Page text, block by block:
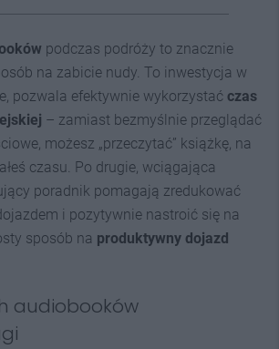
podczas podróży to znacznie
na zabicie nudy. To inwestycja w
pozwala efektywnie wykorzystać czas
– zamiast bezmyślnie przeglądać
możesz „przeczytać” książkę, na
czasu. Po drugie, wciągająca
poradnik pomagają zredukować
i pozytywnie nastroić się na
sposób na produktywny dojazd
audiobooków